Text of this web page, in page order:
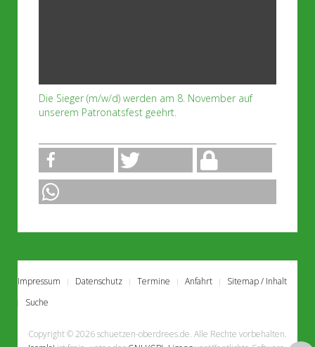
Die Sieger (m/w/d) werden am 8. November auf
unserem Patronatsfest geehrt.
Impressum Datenschutz Termine Anfahrt
Sitemap / Inhalt
Suche
Copyright © 2026 schuetzen-oberdrees.de. Alle Rechte vorbehalten.